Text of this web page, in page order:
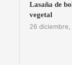
Lasaña de
vegetal
26 diciembre,